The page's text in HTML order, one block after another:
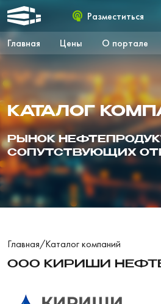
Главная Цены О портале
Разместиться
КАТАЛОГ
РЫНОК
СОПУТСТВУЮЩИХ
Главная/Каталог компаний
ООО КИРИШИ